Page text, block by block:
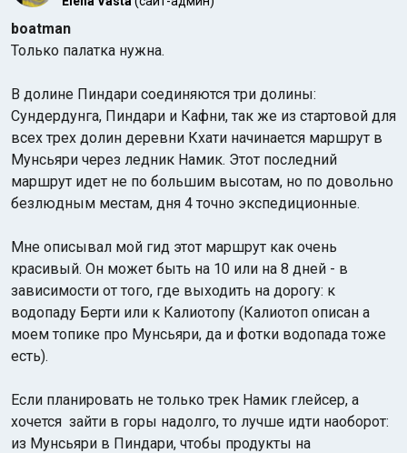
boatman
Только палатка нужна.
В долине Пиндари соединяются три долины:
Сундердунга, Пиндари и Кафни, так же из стартовой для
всех трех долин деревни Кхати начинается маршрут в
Мунсьяри через ледник Намик. Этот последний
маршрут идет не по большим высотам, но по довольно
безлюдным местам, дня 4 точно экспедиционные.
Мне описывал мой гид этот маршрут как очень
красивый. Он может быть на 10 или на 8 дней - в
зависимости от того, где выходить на дорогу: к
водопаду Берти или к Калиотопу (Калиотоп описан а
моем топике про Мунсьяри, да и фотки водопада тоже
есть).
Если планировать не только трек Намик глейсер, а
хочется зайти в горы надолго, то лучше идти наоборот:
из Мунсьяри в Пиндари, чтобы продукты на